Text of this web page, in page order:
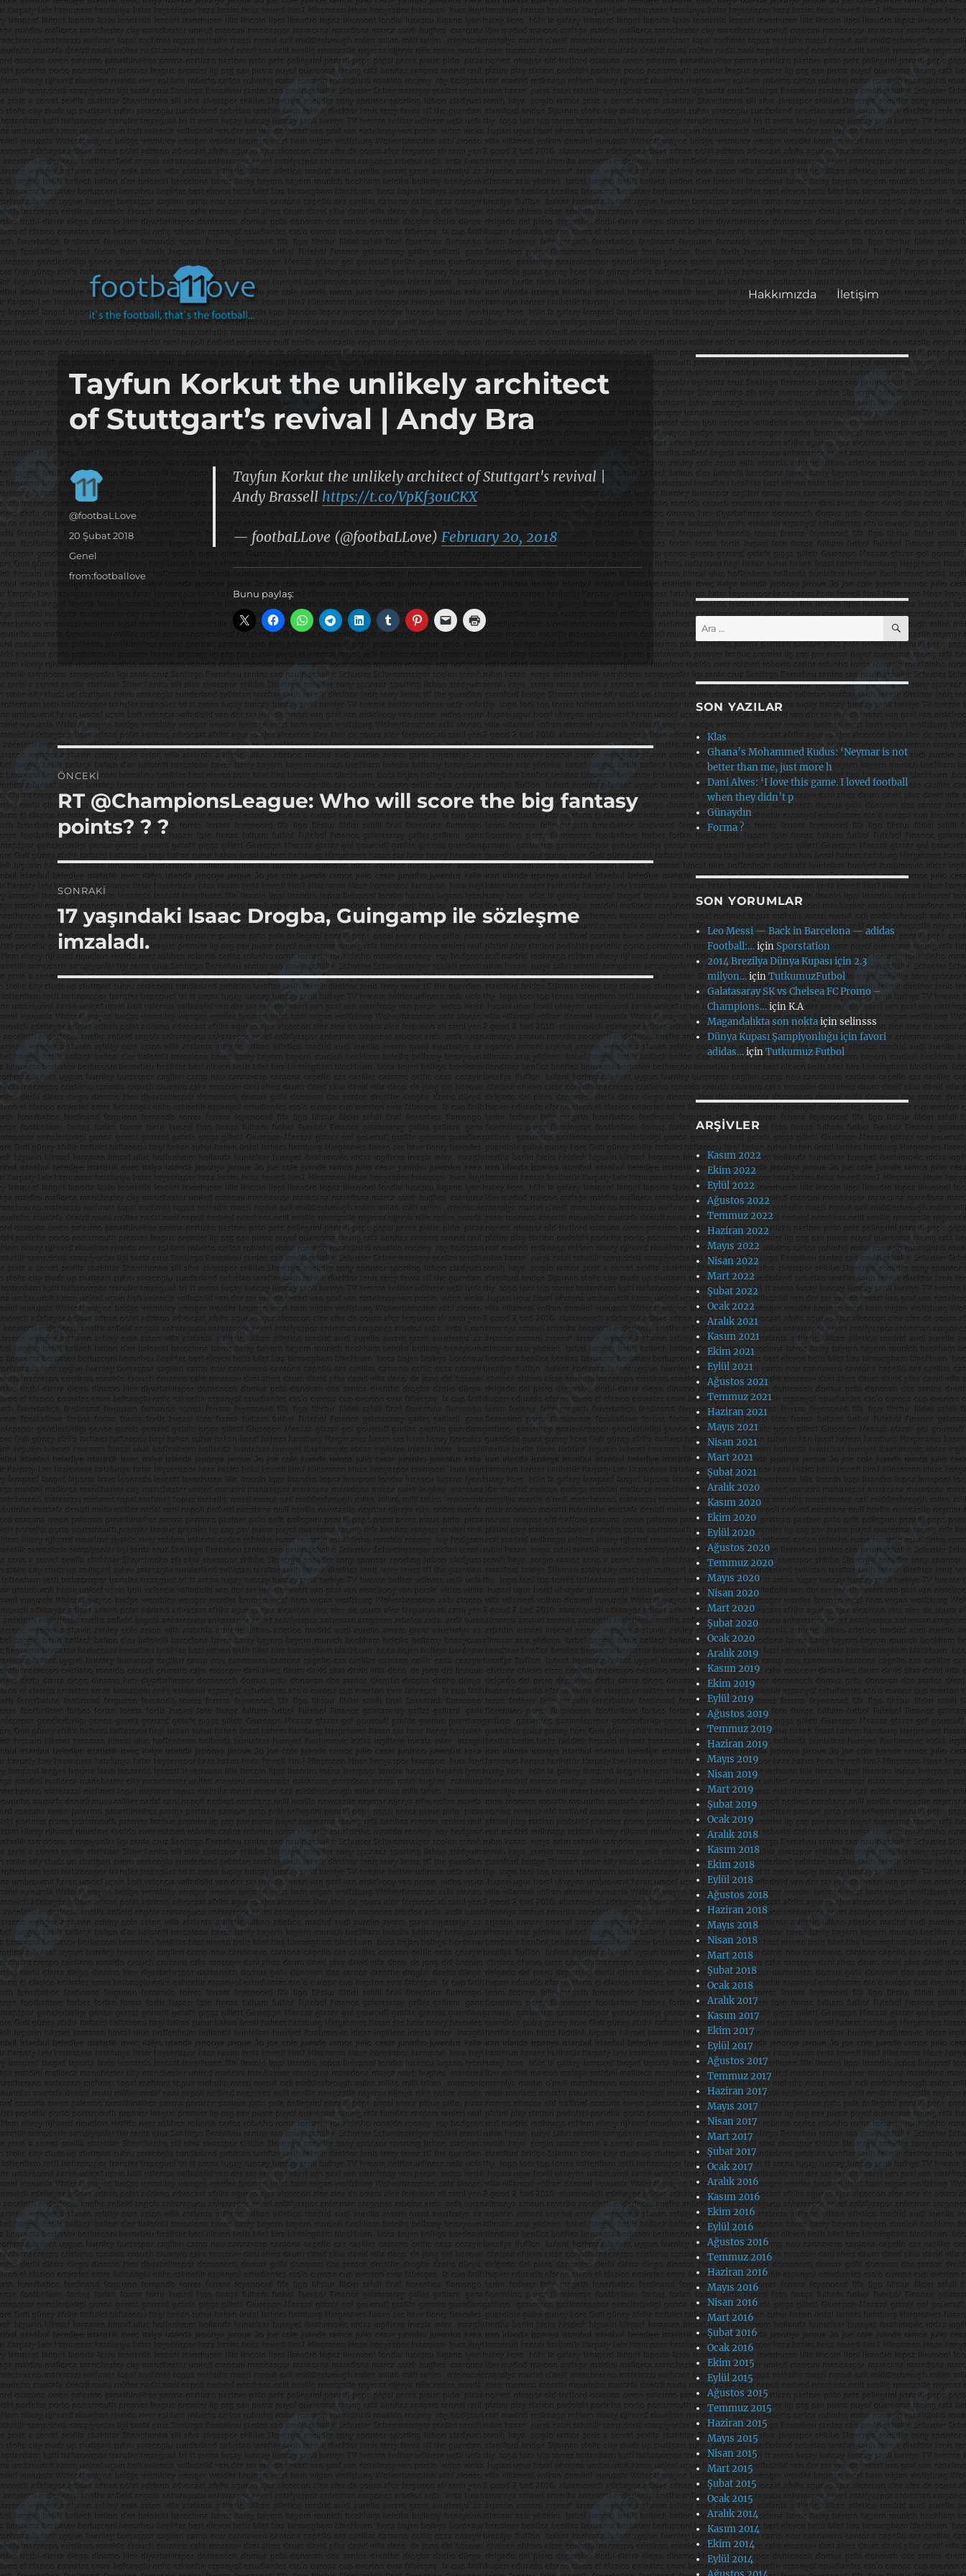
footbaLLove
it's the football, that's the football…
Hakkımızda İletişim
Tayfun Korkut the unlikely architect
of Stuttgart’s revival | Andy Bra
Tayfun Korkut the unlikely architect of Stuttgart's revival |
Andy Brassell https://t.co/VpKf3ouCKX
— footbaLLove (@footbaLLove) February 20, 2018
Bunu paylaş:
Yazar
@footbaLLove
Yayın
tarihi
20 Şubat 2018
Kategoriler
Genel
Etiketler
from:footballove
Yazı
gezinmesi
ÖNCEKI
Önceki
yazı:
RT @ChampionsLeague: Who will score the big fantasy
points? ? ?
SONRAKI
Sonraki
yazı:
17 yaşındaki Isaac Drogba, Guingamp ile sözleşme
imzaladı.
Ara: ARA
SON YAZILAR
Klas
Ghana’s Mohammed Kudus: ‘Neymar is not
better than me, just more h
Dani Alves: ‘I love this game. I loved football
when they didn’t p
Günaydın
Forma ?
SON YORUMLAR
Leo Messi — Back in Barcelona — adidas
Football:…içinSporstation
2014 Brezilya Dünya Kupası için 2.3
milyon…içinTutkumuzFutbol
Galatasaray SK vs Chelsea FC Promo –
Champions…içinK.A
Magandalıkta son noktaiçinselinsss
Dünya Kupası Şampiyonluğu için favori
adidas…içinTutkumuz Futbol
ARŞIVLER
Kasım 2022
Ekim 2022
Eylül 2022
Ağustos 2022
Temmuz 2022
Haziran 2022
Mayıs 2022
Nisan 2022
Mart 2022
Şubat 2022
Ocak 2022
Aralık 2021
Kasım 2021
Ekim 2021
Eylül 2021
Ağustos 2021
Temmuz 2021
Haziran 2021
Mayıs 2021
Nisan 2021
Mart 2021
Şubat 2021
Aralık 2020
Kasım 2020
Ekim 2020
Eylül 2020
Ağustos 2020
Temmuz 2020
Mayıs 2020
Nisan 2020
Mart 2020
Şubat 2020
Ocak 2020
Aralık 2019
Kasım 2019
Ekim 2019
Eylül 2019
Ağustos 2019
Temmuz 2019
Haziran 2019
Mayıs 2019
Nisan 2019
Mart 2019
Şubat 2019
Ocak 2019
Aralık 2018
Kasım 2018
Ekim 2018
Eylül 2018
Ağustos 2018
Haziran 2018
Mayıs 2018
Nisan 2018
Mart 2018
Şubat 2018
Ocak 2018
Aralık 2017
Kasım 2017
Ekim 2017
Eylül 2017
Ağustos 2017
Temmuz 2017
Haziran 2017
Mayıs 2017
Nisan 2017
Mart 2017
Şubat 2017
Ocak 2017
Aralık 2016
Kasım 2016
Ekim 2016
Eylül 2016
Ağustos 2016
Temmuz 2016
Haziran 2016
Mayıs 2016
Nisan 2016
Mart 2016
Şubat 2016
Ocak 2016
Ekim 2015
Eylül 2015
Ağustos 2015
Temmuz 2015
Haziran 2015
Mayıs 2015
Nisan 2015
Mart 2015
Şubat 2015
Ocak 2015
Aralık 2014
Kasım 2014
Ekim 2014
Eylül 2014